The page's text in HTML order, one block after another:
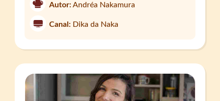
Autor:Andréa Nakamura
Canal: Dika da Naka